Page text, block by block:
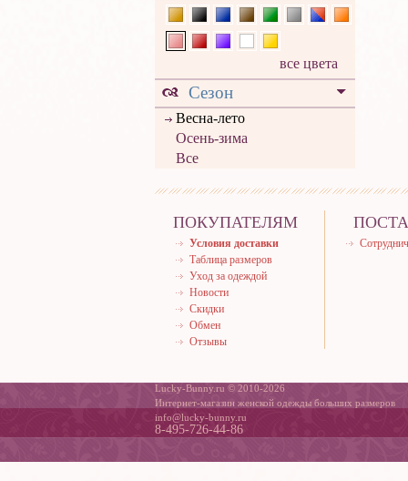
все цвета
Сезон
Весна-лето
Осень-зима
Все
ПОКУПАТЕЛЯМ
Условия доставки
Таблица размеров
Уход за одеждой
Новости
Скидки
Обмен
Отзывы
Lucky-Bunny.ru © 2010-2026
Интернет-магазин женской одежды больших размеров
info@lucky-bunny.ru
8-495-726-44-86